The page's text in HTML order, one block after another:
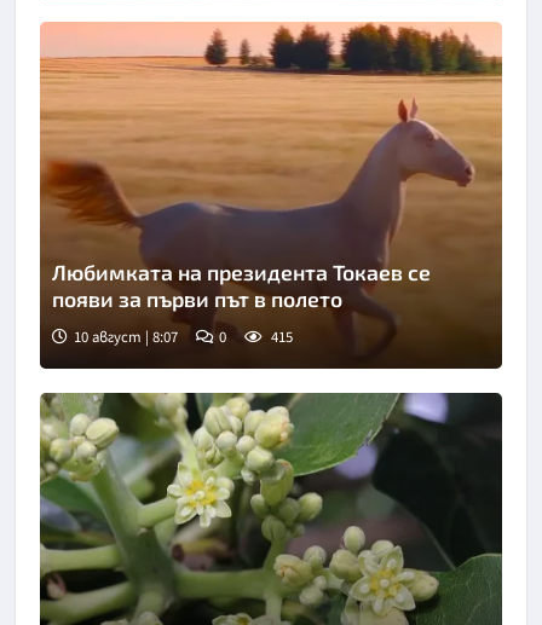
Любимката на президента Токаев се
появи за първи път в полето
10 август | 8:07 0 415